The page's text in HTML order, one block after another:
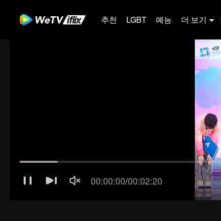
추천 LGBT 예능 더 보기 |